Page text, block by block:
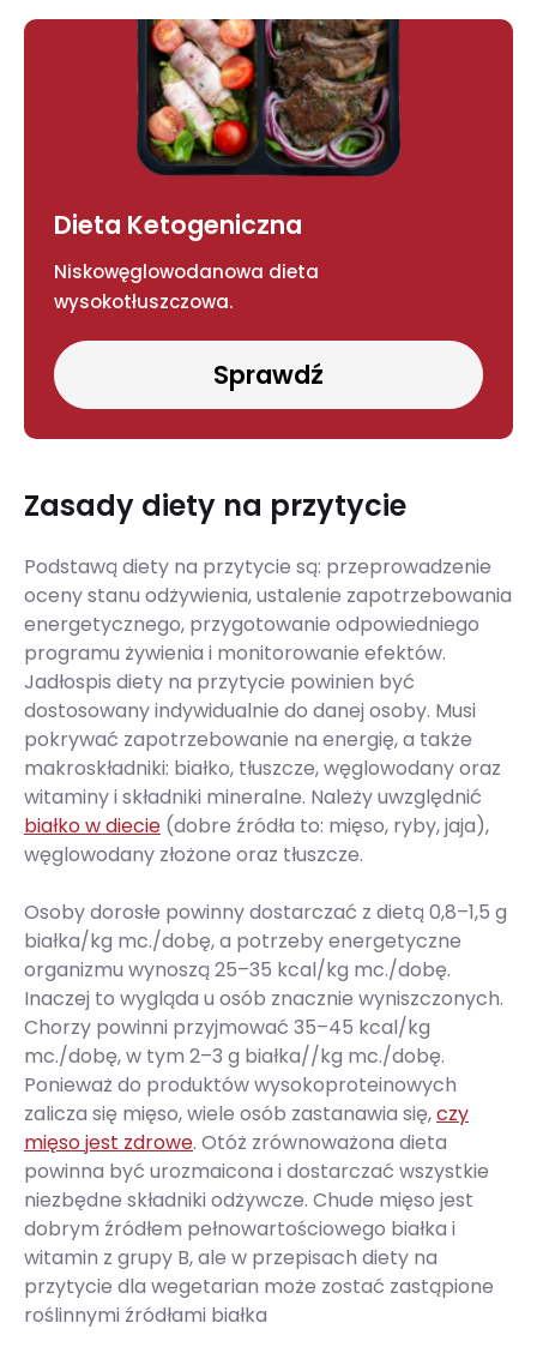
Dieta Ketogeniczna
Niskowęglowodanowa dieta
wysokotłuszczowa.
Sprawdź
Zasady diety na przytycie
Podstawą diety na przytycie są: przeprowadzenie
oceny stanu odżywienia, ustalenie zapotrzebowania
energetycznego, przygotowanie odpowiedniego
programu żywienia i monitorowanie efektów.
Jadłospis diety na przytycie powinien być
dostosowany indywidualnie do danej osoby. Musi
pokrywać zapotrzebowanie na energię, a także
makroskładniki: białko, tłuszcze, węglowodany oraz
witaminy i składniki mineralne. Należy uwzględnić
białko w diecie (dobre źródła to: mięso, ryby, jaja),
węglowodany złożone oraz tłuszcze.
Osoby dorosłe powinny dostarczać z dietą 0,8–1,5 g
białka/kg mc./dobę, a potrzeby energetyczne
organizmu wynoszą 25–35 kcal/kg mc./dobę.
Inaczej to wygląda u osób znacznie wyniszczonych.
Chorzy powinni przyjmować 35–45 kcal/kg
mc./dobę, w tym 2–3 g białka//kg mc./dobę.
Ponieważ do produktów wysokoproteinowych
zalicza się mięso, wiele osób zastanawia się,czy
mięso jest zdrowe. Otóż zrównoważona dieta
powinna być urozmaicona i dostarczać wszystkie
niezbędne składniki odżywcze. Chude mięso jest
dobrym źródłem pełnowartościowego białka i
witamin z grupy B, ale w przepisach diety na
przytycie dla wegetarian może zostać zastąpione
roślinnymi źródłami białka